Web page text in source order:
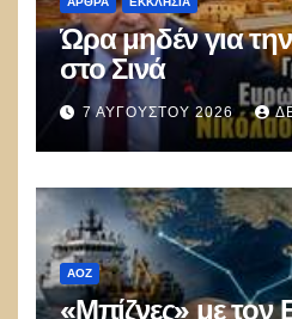
Ώρα μηδέν για
στο Σινά
7 ΑΥΓΟΎΣΤΟΥ 2026
ΑΟΖ
«Μπίζνες» με τον